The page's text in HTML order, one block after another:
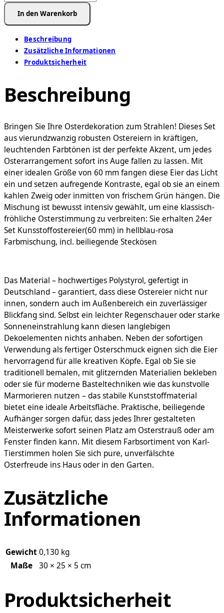
Set
Kunsstoffostereier(60
hellblau-
rosa
incl.
beiliegende
Menge
In den Warenkorb
Beschreibung
Zusätzliche Informationen
Produktsicherheit
Beschreibung
Bringen Sie Ihre Osterdekoration zum Strahlen! Dieses Set
aus vierundzwanzig robusten Ostereiern in kräftigen,
leuchtenden Farbtönen ist der perfekte Akzent, um jedes
Osterarrangement sofort ins Auge fallen zu lassen. Mit
einer idealen Größe von 60 mm fangen diese Eier das Licht
ein und setzen aufregende Kontraste, egal ob sie an einem
kahlen Zweig oder inmitten von frischem Grün hängen. Die
Mischung ist bewusst intensiv gewählt, um eine klassisch-
fröhliche Osterstimmung zu verbreiten: Sie erhalten 24er
Set Kunsstoffostereier(60 mm) in hellblau-rosa
Farbmischung, incl. beiliegende Steckösen
Das Material – hochwertiges Polystyrol, gefertigt in
Deutschland – garantiert, dass diese Ostereier nicht nur
innen, sondern auch im Außenbereich ein zuverlässiger
Blickfang sind. Selbst ein leichter Regenschauer oder starke
Sonneneinstrahlung kann diesen langlebigen
Dekoelementen nichts anhaben. Neben der sofortigen
Verwendung als fertiger Osterschmuck eignen sich die Eier
hervorragend für alle kreativen Köpfe. Egal ob Sie sie
traditionell bemalen, mit glitzernden Materialien bekleben
oder sie für moderne Basteltechniken wie das kunstvolle
Marmorieren nutzen – das stabile Kunststoffmaterial
bietet eine ideale Arbeitsfläche. Praktische, beiliegende
Aufhänger sorgen dafür, dass jedes Ihrer gestalteten
Meisterwerke sofort seinen Platz am Osterstrauß oder am
Fenster finden kann. Mit diesem Farbsortiment von Karl-
Tierstimmen holen Sie sich pure, unverfälschte
Osterfreude ins Haus oder in den Garten.
Zusätzliche
Informationen
Gewicht0,130 kg
Maße
30 × 25 × 5 cm
Produktsicherheit